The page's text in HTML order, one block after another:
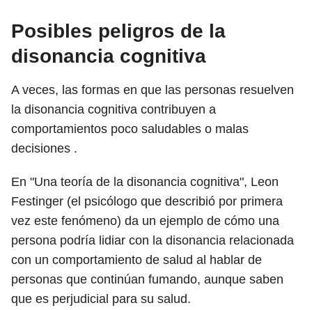
Posibles peligros de la
disonancia cognitiva
A veces, las formas en que las personas resuelven
la disonancia cognitiva contribuyen a
comportamientos poco saludables o malas
decisiones .
En "Una teoría de la disonancia cognitiva", Leon
Festinger (el psicólogo que describió por primera
vez este fenómeno) da un ejemplo de cómo una
persona podría lidiar con la disonancia relacionada
con un comportamiento de salud al hablar de
personas que continúan fumando, aunque saben
que es perjudicial para su salud.